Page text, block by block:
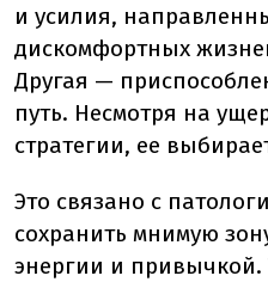
и усилия,
дискомфортных
Другая —
путь. Несмотря на
стратегии, ее
Это связано с
сохранить мнимую
энергии и